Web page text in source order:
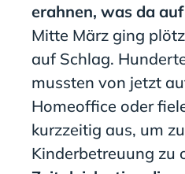
erahnen, was da
Mitte März ging
auf Schlag.
mussten von jetzt
Homeoffice oder
kurzzeitig aus, um zu
Kinderbetreuung zu